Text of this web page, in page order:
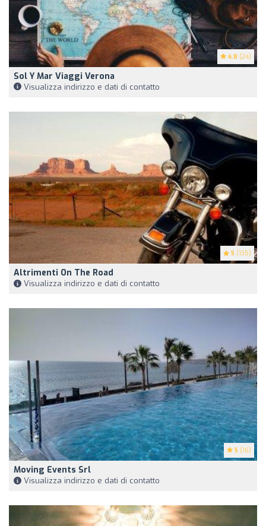
4.8 (24)
Sol Y Mar Viaggi Verona
Visualizza indirizzo e dati di contatto
5 (135)
Altrimenti On The Road
Visualizza indirizzo e dati di contatto
5 (16)
Moving Events Srl
Visualizza indirizzo e dati di contatto